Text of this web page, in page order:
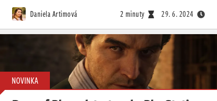
Daniela Artimová 2 minuty 29. 6. 2024
NOVINKA